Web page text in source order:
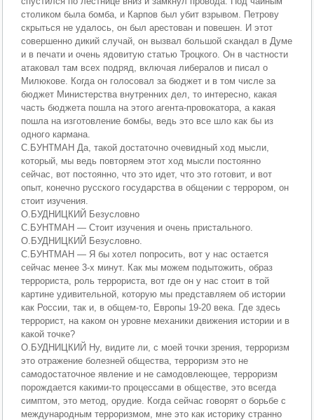
столиком была бомба, и Карпов был убит взрывом. Петрову
скрыться не удалось, он был арестован и повешен. И этот
совершенно дикий случай, он вызвал большой скандал в Думе
и в печати и очень ядовитую статью Троцкого. Он в частности
атаковал там всех подряд, включая либералов и писал о
Милюкове. Когда он голосовал за бюджет и в том числе за
бюджет Министерства внутренних дел, то интересно, какая
часть бюджета пошла на этого агента-провокатора, а какая
пошла на изготовление бомбы, ведь это все шло как бы из
одного кармана.
С.БУНТМАН Да, такой достаточно очевидный ход мысли,
который, мы ведь повторяем этот ход мысли постоянно
сейчас, вот постоянно, что это идет, что это готовит, и вот
опыт, конечно русского государства в общении с террором, он
стоит изучения.
О.БУДНИЦКИЙ Безусловно
С.БУНТМАН — Стоит изучения и очень пристального.
О.БУДНИЦКИЙ Безусловно.
С.БУНТМАН — Я бы хотел попросить, вот у нас остается
сейчас менее 3-х минут. Как мы можем подытожить, образ
террориста, роль террориста, вот где он у нас стоит в той
картине удивительной, которую мы представляем об истории
как России, так и, в общем-то, Европы 19-20 века. Где здесь
террорист, на каком он уровне механики движения истории и в
какой точке?
О.БУДНИЦКИЙ Ну, видите ли, с моей точки зрения, терроризм
это отражение болезней общества, терроризм это не
самодостаточное явление и не самодовлеющее, терроризм
порождается какими-то процессами в обществе, это всегда
симптом, это метод, орудие. Когда сейчас говорят о борьбе с
международным терроризмом, мне это как историку странно